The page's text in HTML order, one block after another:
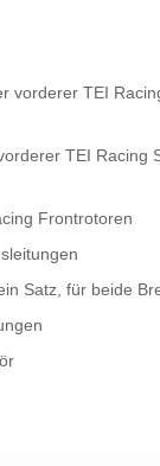
vorderer TEI
TEI Racing
Frontrotoren
Satz, für beide